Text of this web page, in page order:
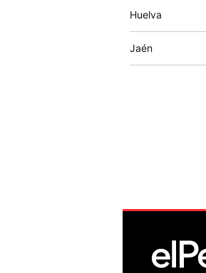
Huelva
Jaén